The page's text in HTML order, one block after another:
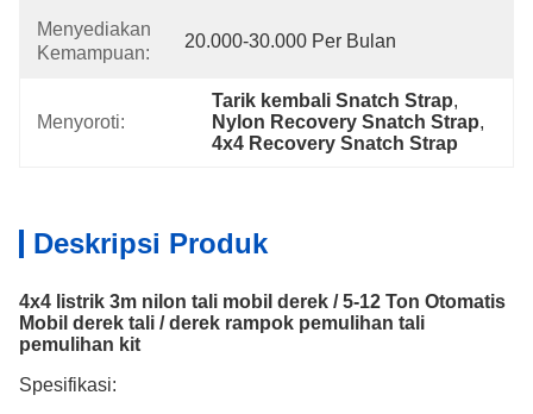
Menyediakan
Kemampuan:
20.000-30.000 Per Bulan
Menyoroti:
Tarik kembali Snatch Strap,
Nylon Recovery Snatch Strap,
4x4 Recovery Snatch Strap
Deskripsi Produk
4x4 listrik 3m nilon tali mobil derek / 5-12 Ton Otomatis
Mobil derek tali / derek rampok pemulihan tali
pemulihan kit
Spesifikasi: